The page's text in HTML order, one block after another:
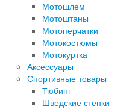
Мотошлем
Мотоштаны
Мотоперчатки
Мотокостюмы
Мотокуртка
Аксессуары
Спортивные товары
Тюбинг
Шведские стенки